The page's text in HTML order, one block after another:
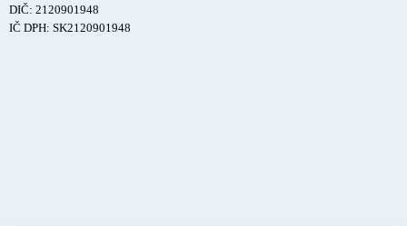
DIČ: 2120901948
IČ DPH: SK2120901948